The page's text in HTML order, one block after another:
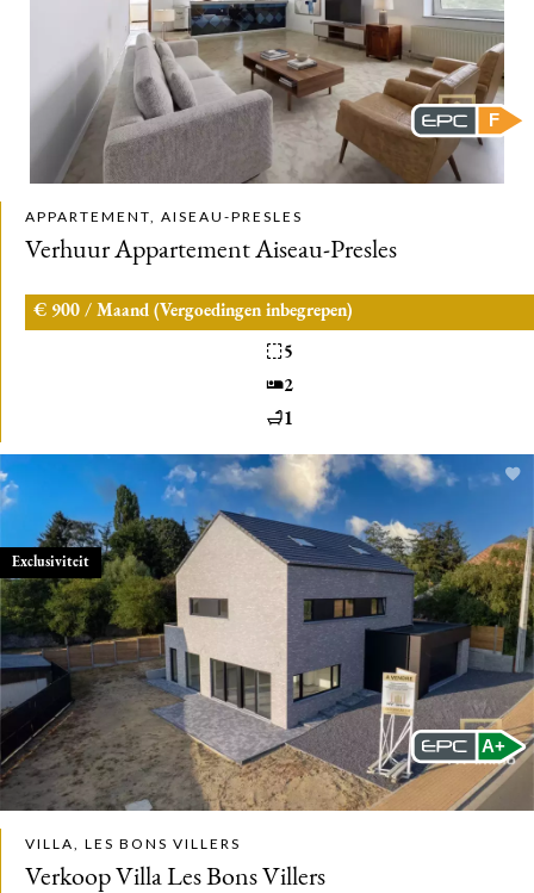
APPARTEMENT, AISEAU-PRESLES
Verhuur Appartement Aiseau-Presles
€ 900 / Maand (Vergoedingen inbegrepen)
5
2
1
F
VILLA, LES BONS VILLERS
Verkoop Villa Les Bons Villers
Exclusiviteit
A+